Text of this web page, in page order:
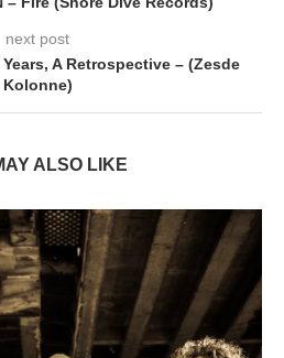
next post
Years, A Retrospective – (Zesde
Kolonne)
ALSO LIKE